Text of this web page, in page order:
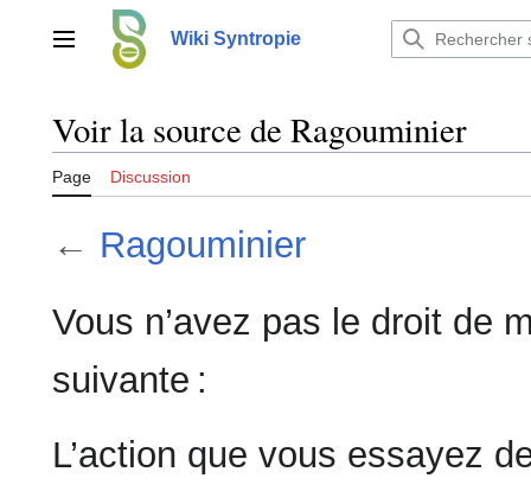
contenuMenu principalWiki Syntropie
Voir la source de Ragouminier
Page Discussion
← Ragouminier
Vous n’avez pas le droit de
suivante :
L’action que vous essayez